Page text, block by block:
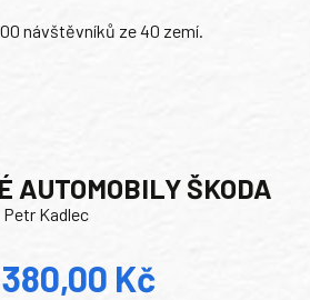
návštěvníků ze 40 zemí.
AUTOMOBILY ŠKODA
Kadlec
Kč